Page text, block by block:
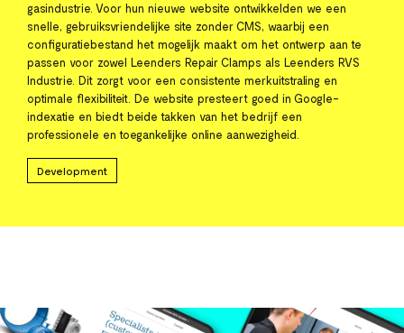
gasindustrie. Voor hun nieuwe website ontwikkelden we een
snelle, gebruiksvriendelijke site zonder CMS, waarbij een
configuratiebestand het mogelijk maakt om het ontwerp aan te
passen voor zowel Leenders Repair Clamps als Leenders RVS
Industrie. Dit zorgt voor een consistente merkuitstraling en
optimale flexibiliteit. De website presteert goed in Google-
indexatie en biedt beide takken van het bedrijf een
professionele en toegankelijke online aanwezigheid.
Development